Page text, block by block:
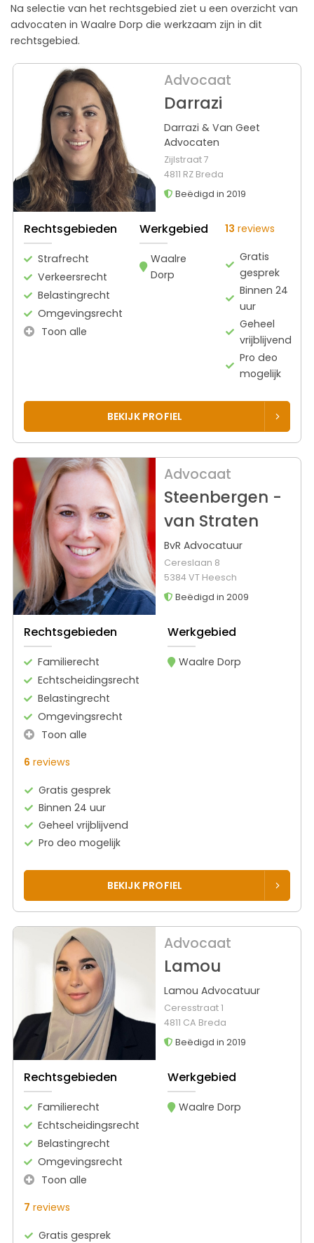
Na selectie van het rechtsgebied ziet u een overzicht van
advocaten in Waalre Dorp die werkzaam zijn in dit
rechtsgebied.
Advocaat
Darrazi
Darrazi & Van Geet
Advocaten
Zijlstraat 7
4811 RZ Breda
Beëdigd in 2019
Rechtsgebieden
Strafrecht
Verkeersrecht
Belastingrecht
Omgevingsrecht
Toon alle
Werkgebied
Waalre
Dorp
13 reviews
Gratis
gesprek
Binnen 24
uur
Geheel
vrijblijvend
Pro deo
mogelijk
BEKIJK PROFIEL
Advocaat
Steenbergen -
van Straten
BvR Advocatuur
Cereslaan 8
5384 VT Heesch
Beëdigd in 2009
Rechtsgebieden
Familierecht
Echtscheidingsrecht
Belastingrecht
Omgevingsrecht
Toon alle
Werkgebied
Waalre Dorp
6 reviews
Gratis gesprek
Binnen 24 uur
Geheel vrijblijvend
Pro deo mogelijk
BEKIJK PROFIEL
Advocaat
Lamou
Lamou Advocatuur
Ceresstraat 1
4811 CA Breda
Beëdigd in 2019
Rechtsgebieden
Familierecht
Echtscheidingsrecht
Belastingrecht
Omgevingsrecht
Toon alle
Werkgebied
Waalre Dorp
7 reviews
Gratis gesprek